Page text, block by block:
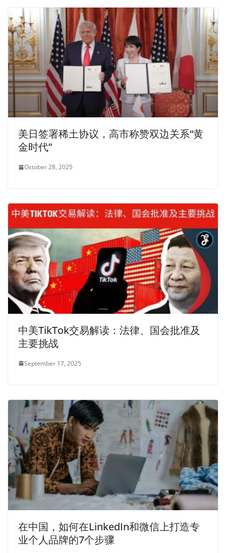
美日签署稀土协议，高市称赞双边关系“黄
金时代”
October 28, 2025
中美TikTok交易解读：法律、国会批准及
主要挑战
September 17, 2025
在中国，如何在LinkedIn和微信上打造专
业个人品牌的7个步骤